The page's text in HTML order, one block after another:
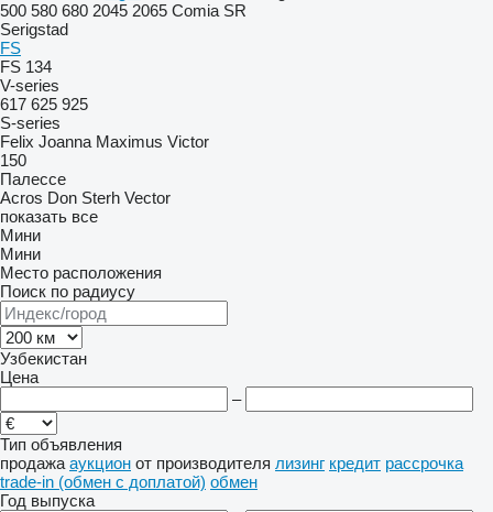
500 580 680 2045 2065 Comia SR
Serigstad
FS
FS 134
V-series
617 625 925
S-series
Felix Joanna Maximus Victor
150
Палессе
Acros Don Sterh Vector
показать все
Мини
Мини
Место расположения
Поиск по радиусу
Узбекистан
Цена
–
Тип объявления
продажа аукцион от производителя лизинг кредит рассрочка
trade-in (обмен с доплатой) обмен
Год выпуска